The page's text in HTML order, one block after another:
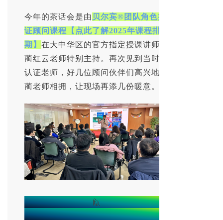
今年的茶话会是由 贝尔宾®团队角色授
证顾问课程 【点此了解2025年课程排
期】 在大中华区的官方指定授课讲师-
蔺红云老师特别主持。再次见到当时的
认证老师，好几位顾问伙伴们高兴地与
蔺老师相拥，让现场再添几份暖意。
🙋‍
您的贝尔宾同好又增加啦